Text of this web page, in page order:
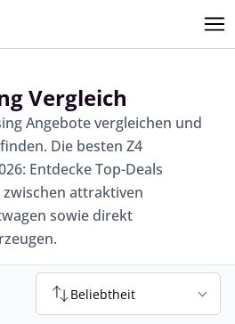
Vergleich
Angebote vergleichen und
Die besten Z4
Entdecke Top-Deals
zwischen attraktiven
sowie direkt
Beliebtheit